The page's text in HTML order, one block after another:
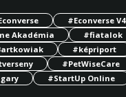
#Econverse V4
Akadémia #fiatalok
#képriport
#PetWiseCare
#StartUp Online